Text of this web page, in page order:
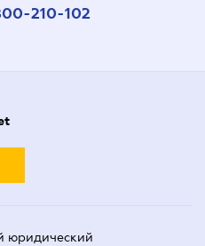
210-102
юридический